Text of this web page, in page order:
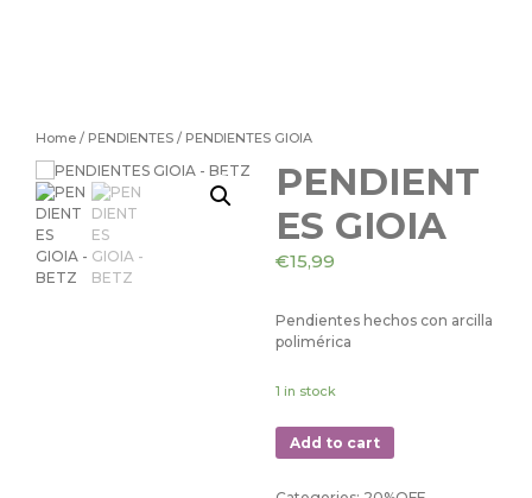
Home / PENDIENTES / PENDIENTES GIOIA
PENDIENT
ES GIOIA
€15,99
Pendientes hechos con arcilla
polimérica
1 in stock
Add to cart